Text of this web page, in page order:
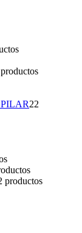
22
productos